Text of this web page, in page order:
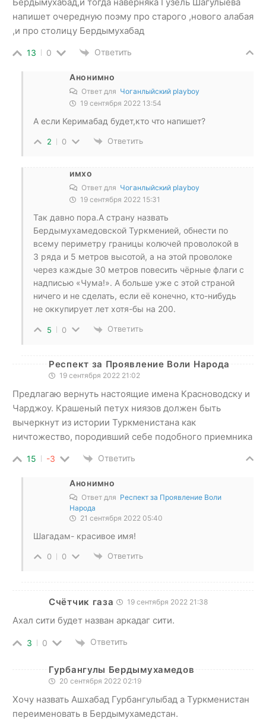
напишет очередную поэму про старого ,нового алабая
,и про столицу Бердымухабад
13 0 Ответить
Анонимно
Ответ для Чоганлыйский playboy
19 сентября 2022 13:54
А если Керимабад будет,кто что напишет?
2 0 Ответить
имхо
Ответ для Чоганлыйский playboy
19 сентября 2022 15:31
Так давно пора.А страну назвать
Бердымухамедовской Туркменией, обнести по
всему периметру границы колючей проволокой в
3 ряда и 5 метров высотой, а на этой проволоке
через каждые 30 метров повесить чёрные флаги с
надписью «Чума!». А больше уже с этой страной
ничего и не сделать, если её конечно, кто-нибудь
не оккупирует лет хотя-бы на 200.
5 0 Ответить
Респект за Проявление Воли Народа
19 сентября 2022 21:02
Предлагаю вернуть настоящие имена Красноводску и
Чарджоу. Крашеный петух ниязов должен быть
вычеркнут из истории Туркменистана как
ничтожество, породивший себе подобного приемника
15 -3 Ответить
Анонимно
Ответ для Респект за Проявление Воли
Народа
21 сентября 2022 05:40
Шагадам- красивое имя!
0 0 Ответить
Счётчик газа 19 сентября 2022 21:38
Ахал сити будет назван аркадаг сити.
3 0 Ответить
Гурбангулы Бердымухамедов
20 сентября 2022 02:19
Хочу назвать Ашхабад Гурбангулыбад а Туркменистан
переименовать в Бердымухамедстан.